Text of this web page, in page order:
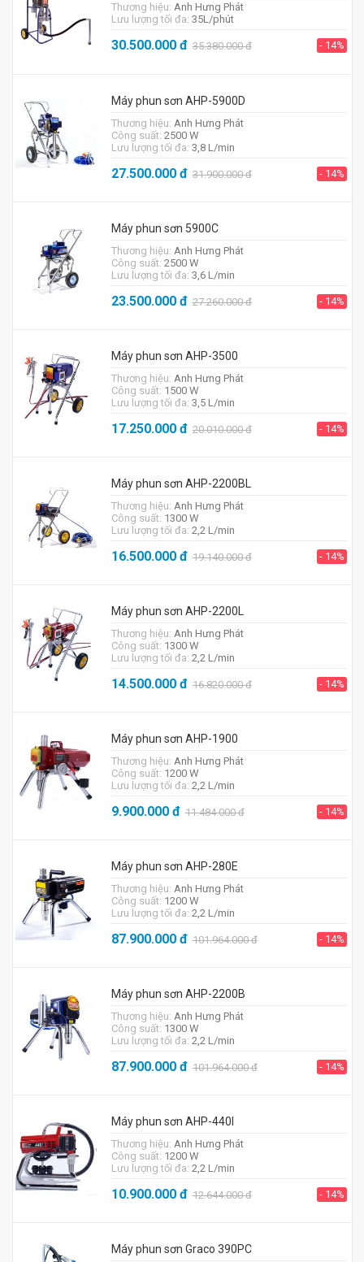
Thương hiệu: Anh Hưng Phát
Lưu lượng tối đa: 35L/phút
30.500.000đ 35.380.000đ - 14%
Máy phun sơn AHP-5900D
Thương hiệu: Anh Hưng Phát
Công suất: 2500 W
Lưu lượng tối đa: 3,8 L/min
27.500.000đ 31.900.000đ - 14%
Máy phun sơn 5900C
Thương hiệu: Anh Hưng Phát
Công suất: 2500 W
Lưu lượng tối đa: 3,6 L/min
23.500.000đ 27.260.000đ - 14%
Máy phun sơn AHP-3500
Thương hiệu: Anh Hưng Phát
Công suất: 1500 W
Lưu lượng tối đa: 3,5 L/min
17.250.000đ 20.010.000đ - 14%
Máy phun sơn AHP-2200BL
Thương hiệu: Anh Hưng Phát
Công suất: 1300 W
Lưu lượng tối đa: 2,2 L/min
16.500.000đ 19.140.000đ - 14%
Máy phun sơn AHP-2200L
Thương hiệu: Anh Hưng Phát
Công suất: 1300 W
Lưu lượng tối đa: 2,2 L/min
14.500.000đ 16.820.000đ - 14%
Máy phun sơn AHP-1900
Thương hiệu: Anh Hưng Phát
Công suất: 1200 W
Lưu lượng tối đa: 2,2 L/min
9.900.000đ 11.484.000đ - 14%
Máy phun sơn AHP-280E
Thương hiệu: Anh Hưng Phát
Công suất: 1200 W
Lưu lượng tối đa: 2,2 L/min
87.900.000đ 101.964.000đ - 14%
Máy phun sơn AHP-2200B
Thương hiệu: Anh Hưng Phát
Công suất: 1300 W
Lưu lượng tối đa: 2,2 L/min
87.900.000đ 101.964.000đ - 14%
Máy phun sơn AHP-440I
Thương hiệu: Anh Hưng Phát
Công suất: 1200 W
Lưu lượng tối đa: 2,2 L/min
10.900.000đ 12.644.000đ - 14%
Máy phun sơn Graco 390PC